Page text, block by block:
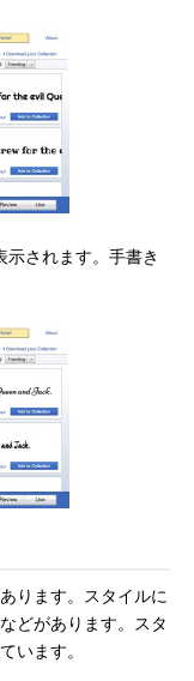
されます。手書き
ります。スタイルに
どがあります。スタ
います。